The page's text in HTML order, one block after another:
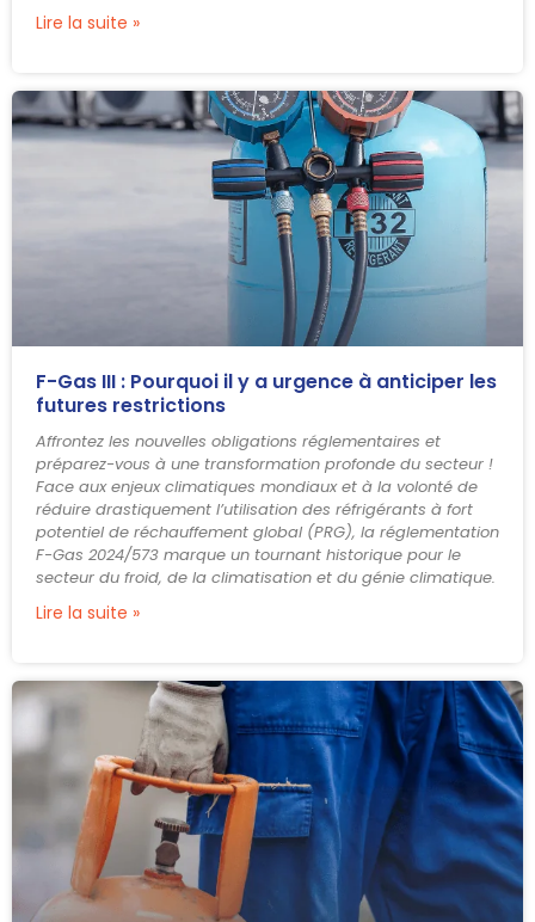
Lire la suite »
F-Gas III : Pourquoi il y a urgence à anticiper les
futures restrictions
Affrontez les nouvelles obligations réglementaires et
préparez-vous à une transformation profonde du secteur !
Face aux enjeux climatiques mondiaux et à la volonté de
réduire drastiquement l’utilisation des réfrigérants à fort
potentiel de réchauffement global (PRG), la réglementation
F-Gas 2024/573 marque un tournant historique pour le
secteur du froid, de la climatisation et du génie climatique.
Lire la suite »